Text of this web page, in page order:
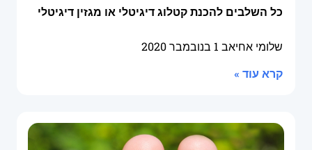
כל השלבים להכנת קטלוג דיגיטלי או מגזין דיגיטלי
שלומי אחיאב 1 בנובמבר 2020
קרא עוד »